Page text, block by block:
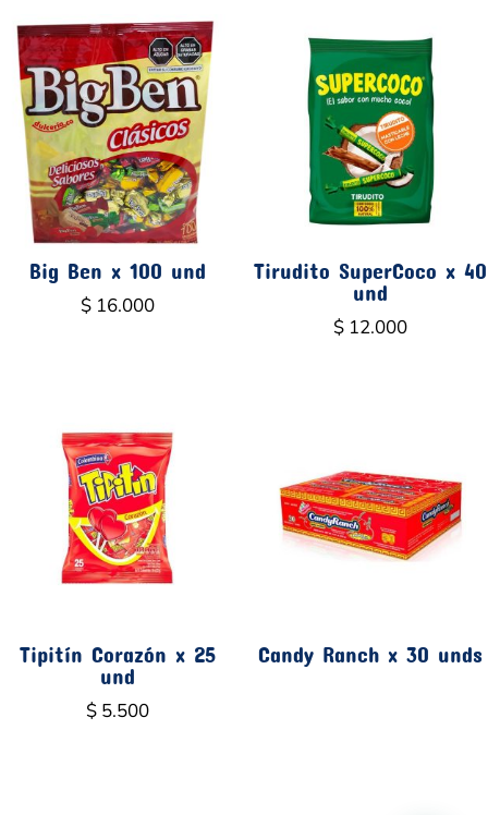
Big Ben x 100 und
$16.000
Tirudito SuperCoco x 40
und
$ 12.000
Tipitín Corazón x 25
und
$5.500
Candy Ranch x 30 unds